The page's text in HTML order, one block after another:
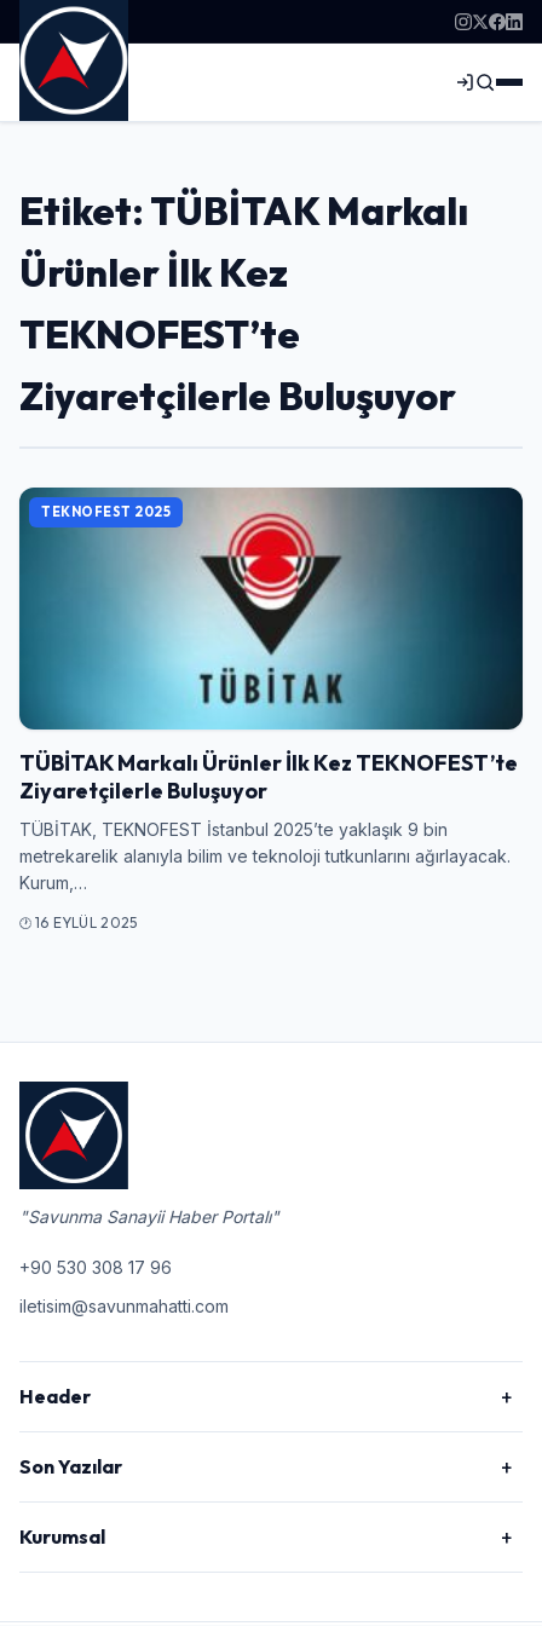
Etiket: TÜBİTAK Markalı
Ürünler İlk Kez
TEKNOFEST’te
Ziyaretçilerle Buluşuyor
TEKNOFEST 2025
TÜBİTAK Markalı Ürünler İlk Kez TEKNOFEST’te
Ziyaretçilerle Buluşuyor
TÜBİTAK, TEKNOFEST İstanbul 2025’te yaklaşık 9 bin
metrekarelik alanıyla bilim ve teknoloji tutkunlarını ağırlayacak.
Kurum,…
16 EYLÜL 2025
"Savunma Sanayii Haber Portalı"
+90 530 308 17 96
iletisim@savunmahatti.com
Header
Son Yazılar
Kurumsal
Şifre
Beni Hatırla